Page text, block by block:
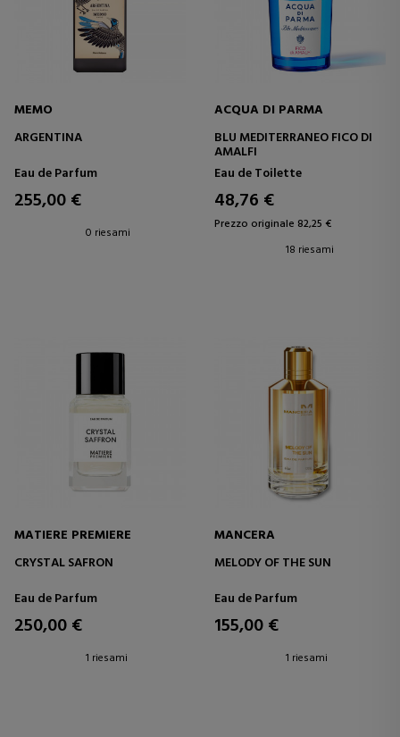
MEMO
ARGENTINA
Eau de Parfum
255,00 €
0 riesami
ACQUA DI PARMA
BLU MEDITERRANEO FICO DI
AMALFI
Eau de Toilette
48,76 €
Prezzo originale 82,25 €
18 riesami
MATIERE PREMIERE
CRYSTAL SAFRON
Eau de Parfum
250,00 €
1 riesami
MANCERA
MELODY OF THE SUN
Eau de Parfum
155,00 €
1 riesami